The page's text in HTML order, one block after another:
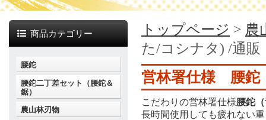
トップページ > 農
た/コシナタ) /通
営林署仕様 腰鉈
こだわりの営林署仕様腰鉈
長時間使用しても疲れない
商品カテゴリー
腰鉈
腰鉈二丁差セット（腰鉈＆
鋸）
農山林刃物